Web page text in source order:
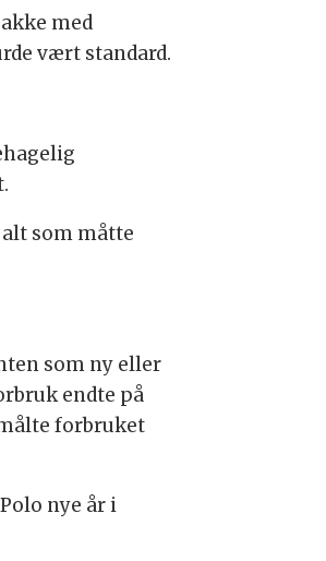
med
vært standard.
som måtte
som ny eller
endte på
forbruket
nye år i